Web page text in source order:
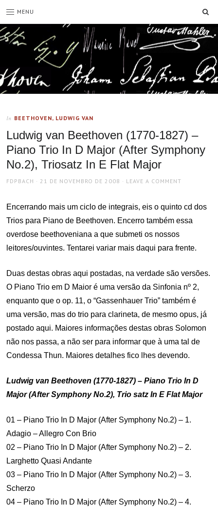
MENU
In BEETHOVEN, LUDWIG VAN
Ludwig van Beethoven (1770-1827) –
Piano Trio In D Major (After Symphony
No.2), Triosatz In E Flat Major
AUTHOR
FDPBACH
POSTED
21 DE NOVEMBRO DE 2008 LEAVE A COMMENT
Encerrando mais um ciclo de integrais, eis o quinto cd dos
Trios para Piano de Beethoven. Encerro também essa
overdose beethoveniana a que submeti os nossos
leitores/ouvintes. Tentarei variar mais daqui para frente.
Duas destas obras aqui postadas, na verdade são versões.
O Piano Trio em D Maior é uma versão da Sinfonia nº 2,
enquanto que o op. 11, o “Gassenhauer Trio” também é
uma versão, mas do trio para clarineta, de mesmo opus, já
postado aqui. Maiores informações destas obras Solomon
não nos passa, a não ser para informar que à uma tal de
Condessa Thun. Maiores detalhes fico lhes devendo.
Ludwig van Beethoven (1770-1827) – Piano Trio In D
Major (After Symphony No.2), Trio satz In E Flat Major
01 – Piano Trio In D Major (After Symphony No.2) – 1.
Adagio – Allegro Con Brio
02 – Piano Trio In D Major (After Symphony No.2) – 2.
Larghetto Quasi Andante
03 – Piano Trio In D Major (After Symphony No.2) – 3.
Scherzo
04 – Piano Trio In D Major (After Symphony No.2) – 4.